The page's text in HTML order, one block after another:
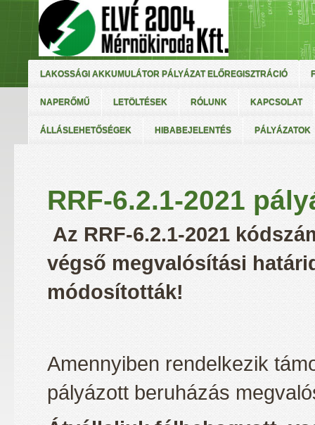
LAKOSSÁGI AKKUMULÁTOR PÁLYÁZAT ELŐREGISZTRÁCIÓ
NAPERŐMŰ LETÖLTÉSEK RÓLUNK KAPCSOLAT
ÁLLÁSLEHETŐSÉGEK HIBABEJELENTÉS PÁLYÁZATOK
RRF-6.2.1-2021
Az RRF-6.2.1-2021
végső megvalósítási
módosították!
Amennyiben rendelkezik
pályázott beruházás